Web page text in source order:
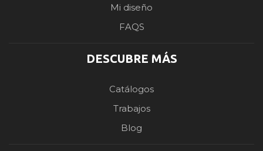
Mi diseño
FAQS
DESCUBRE MÁS
Catálogos
Trabajos
Blog